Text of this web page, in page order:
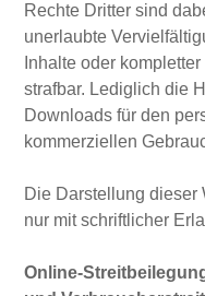
Rechte Dritter sind
unerlaubte
Inhalte oder
strafbar. Lediglich die
Downloads für den
kommerziellen
Die Darstellung dieser
nur mit schriftlicher
Online-